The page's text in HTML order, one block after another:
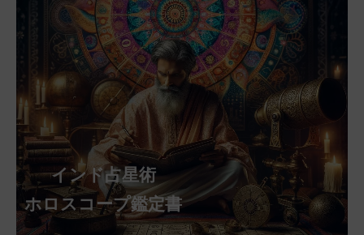
インド占星術
ホロスコープ鑑定書